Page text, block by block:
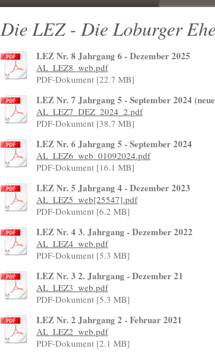
Die LEZ - Die Loburger
LEZ Nr. 8 Jahrgang 6 - Dezember 2025
AL_LEZ8_web.pdf
PDF-Dokument [22.7 MB]
LEZ Nr. 7 Jahrgang 5 - September 2024
AL_LEZ7_DEZ_2024_2.pdf
PDF-Dokument [38.7 MB]
LEZ Nr. 6 Jahrgang 5 - September 2024
AL_LEZ6_web_01092024.pdf
PDF-Dokument [16.1 MB]
LEZ Nr. 5 Jahrgang 4 - Dezember 2023
AL_LEZ5_web[25547].pdf
PDF-Dokument [6.2 MB]
LEZ Nr. 4 3. Jahrgang - Dezember 2022
AL_LEZ4_web.pdf
PDF-Dokument [5.3 MB]
LEZ Nr. 3 2. Jahrgang - Dezember 21
AL_LEZ3_web.pdf
PDF-Dokument [5.3 MB]
LEZ Nr. 2 Jahrgang 2 - Februar 2021
AL_LEZ2_web.pdf
PDF-Dokument [2.1 MB]